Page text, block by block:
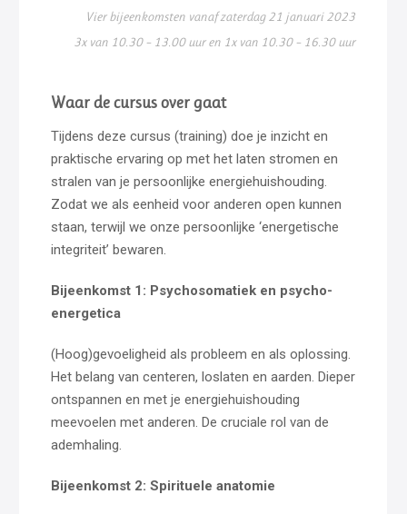
Vier bijeenkomsten vanaf zaterdag 21 januari 2023
3x van 10.30 – 13.00 uur en 1x van 10.30 – 16.30 uur
Waar de cursus over gaat
Tijdens deze cursus (training) doe je inzicht en
praktische ervaring op met het laten stromen en
stralen van je persoonlijke energiehuishouding.
Zodat we als eenheid voor anderen open kunnen
staan, terwijl we onze persoonlijke ‘energetische
integriteit’ bewaren.
Bijeenkomst 1: Psychosomatiek en psycho-
energetica
(Hoog)gevoeligheid als probleem en als oplossing.
Het belang van centeren, loslaten en aarden. Dieper
ontspannen en met je energiehuishouding
meevoelen met anderen. De cruciale rol van de
ademhaling.
Bijeenkomst 2: Spirituele anatomie